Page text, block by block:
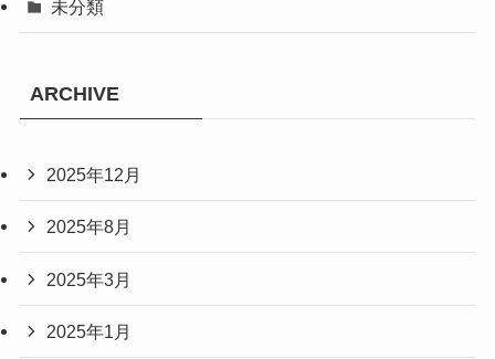
未分類
ARCHIVE
2025年12月
2025年8月
2025年3月
2025年1月